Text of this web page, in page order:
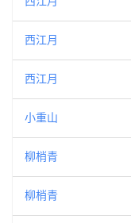
西江月
西江月
小重山
柳梢青
柳梢青